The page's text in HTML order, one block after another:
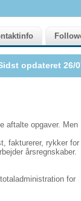
opdateret 26/
aftalte opgaver. Men
fakturerer, rykker for
årsregnskaber.
for